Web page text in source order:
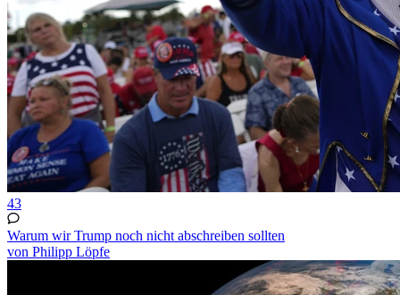
43
Warum wir Trump noch nicht abschreiben sollten
von Philipp Löpfe